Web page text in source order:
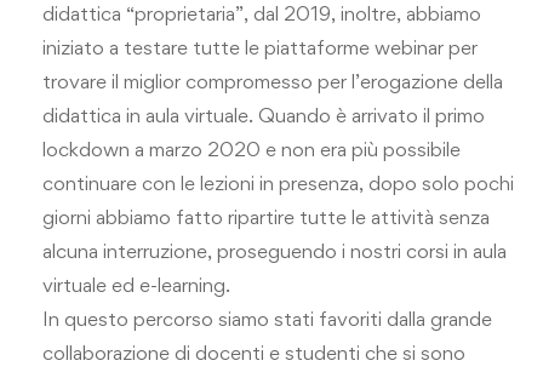
didattica “proprietaria”, dal 2019, inoltre, abbiamo
iniziato a testare tutte le piattaforme webinar per
trovare il miglior compromesso per l’erogazione della
didattica in aula virtuale. Quando è arrivato il primo
lockdown a marzo 2020 e non era più possibile
continuare con le lezioni in presenza, dopo solo pochi
giorni abbiamo fatto ripartire tutte le attività senza
alcuna interruzione, proseguendo i nostri corsi in aula
virtuale ed e-learning.
In questo percorso siamo stati favoriti dalla grande
collaborazione di docenti e studenti che si sono